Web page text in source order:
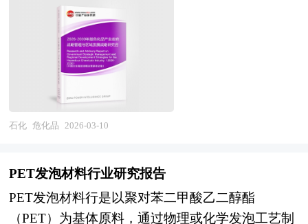
业规划院领衔制作，精英专家团队在上千个重大项
目积累了宝贵经验，为项目成功落地保驾护航。中
研产业规划院率先在业内提出“全流程一体化”综合
解决方案，提供从前期拿地策划、定位策划、概念
规划、空间规划、总体规划、城市设计、建筑设
计、景观设计、IP设计、商业模式设计、招商、投
药行业长期跟踪监测，分析农药行业需求、供给、
经营特性、获取能力、产业链和价值链等多方面的
内容，整合行业、市场、企业、用户等多层面数据
究网等国家部门、行业协会、国内外相关报刊杂志
发表公布的基础信息以及专业研究机构公布和提供
的大量资料，对我国石油行业的发展状况、竞争情
况、发展趋势、行业技术等背景进行了分析，并重
点分析了我国石油行业兼并重组机会，以及中国石
油行业兼并重组将面临的挑战。报告还对国内外的
行和兼并重组事件进行监测，数据保持动态更新，
是石油相关企业、科研单位、投资机构等单位准确
——即利用可再生能源电解水制氢，再与捕集的二
氧化碳合成的“零碳甲醇”——正成为新能源布局的
新焦点，被视为实现交通、航运等领域深度脱碳的
重要路径。 在交通应用方面，工信部已明确表态
将加大支持力度，推动甲醇汽车产业化发展，尤其
在重卡、船舶等高排放场景中推广甲醇燃料，以降
低对石油的依赖并减少污染物排放。与此同时，甲
极大降低了储运难度与成本，通过甲醇重整制氢可
为氢燃料电池提供稳定供能，成为氢能经济现实可
行的过渡方案。 此外，直接甲醇燃料电池
中间体、民爆器材及特种气体等广泛品类，产业链
条横跨矿产资源开发、化工工艺设计、特种设备制
造、安全技术服务、物流运输及环保处置等多个环
节，具有显著的高危性、专业性、强监管及区域布
局敏感等特征。当前，危化品产业正从传统的规模
扩张与安全监管被动应对，向本质安全、绿色低
关系国计民生、公共安全及生态环境的基础性、战
核心内容，是各级政府部门发展相关产业的“路线
石化 危化品 2026-03-10
PET发泡材料行业研究报告
PET发泡材料行是以聚对苯二甲酸乙二醇酯
（PET）为基体原料，通过物理或化学发泡工艺制